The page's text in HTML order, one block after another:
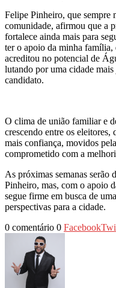
Felipe Pinheiro, que sempre
comunidade, afirmou que a
fortalece ainda mais para
ter o apoio da minha família,
acreditou no potencial de
lutando por uma cidade mais
candidato.
O clima de união familiar e
crescendo entre os eleitores,
mais confiança, movidos
comprometido com a
As próximas semanas serão
Pinheiro, mas, com o apoio
segue firme em busca de
perspectivas para a cidade.
0 comentário 0 Facebook